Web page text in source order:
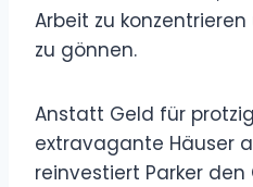
Arbeit zu
zu gönnen.
Anstatt Geld für
extravagante Häuser
reinvestiert Parker den